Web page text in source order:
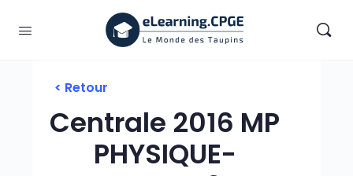
< Retour
Centrale 2016 MP
PHYSIQUE-